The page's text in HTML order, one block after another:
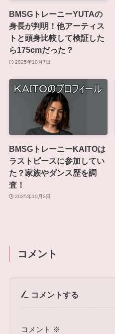
BMSGトレーニーYUTAの
身長が判明！他アーティス
トと頭身比較して検証した
ら175cmだった？
2025年10月7日
BMSGトレーニーKAITOは
ラストピースに参加してい
た？家族やダンス歴を調
査！
2025年10月2日
コメント
コメントする
コメント ※